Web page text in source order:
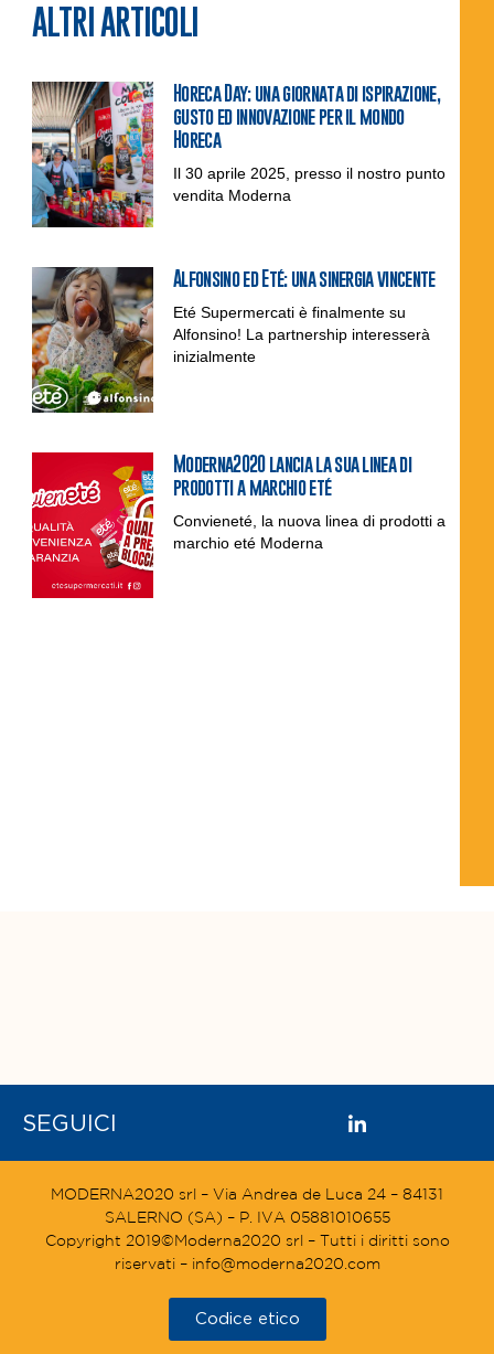
ALTRI ARTICOLI
Horeca Day: una giornata di ispirazione,
gusto ed innovazione per il mondo
Horeca
Il 30 aprile 2025, presso il nostro punto
vendita Moderna
Alfonsino ed Eté: una sinergia vincente
Eté Supermercati è finalmente su
Alfonsino! La partnership interesserà
inizialmente
Moderna2020 lancia la sua linea di
prodotti a marchio eté
Convieneté, la nuova linea di prodotti a
marchio eté Moderna
SEGUICI
MODERNA2020 srl – Via Andrea de Luca 24 – 84131
SALERNO (SA) – P. IVA 05881010655
Copyright 2019©Moderna2020 srl – Tutti i diritti sono
riservati – info@moderna2020.com
Codice etico